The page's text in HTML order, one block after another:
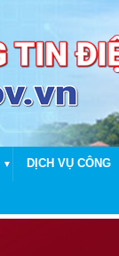
▼ DỊCH VỤ CÔNG